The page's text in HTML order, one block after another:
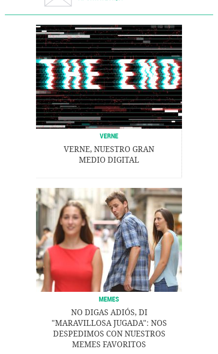
VERNE
VERNE, NUESTRO GRAN
MEDIO DIGITAL
MEMES
NO DIGAS ADIÓS, DI
"MARAVILLOSA JUGADA": NOS
DESPEDIMOS CON NUESTROS
MEMES FAVORITOS